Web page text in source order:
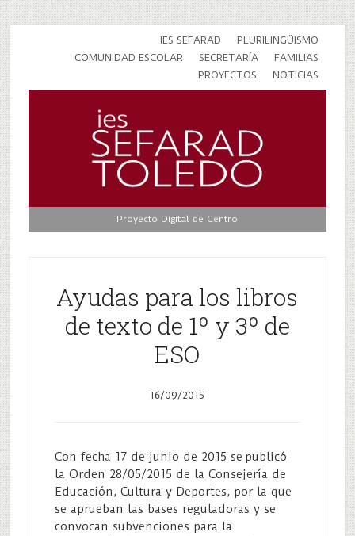
IES SEFARAD
PLURILINGÜISMO
COMUNIDAD ESCOLAR
SECRETARÍA
FAMILIAS
PROYECTOS
NOTICIAS
Proyecto Digital de Centro
Ayudas para los libros
de texto de 1º y 3º de
ESO
16/09/2015
Con fecha 17 de junio de 2015 se publicó ​
la Orden 28/05/2015 de la Consejería de
Educación, Cultura y Deportes, por la que
se aprueban las bases reguladoras y se
convocan subvenciones para la